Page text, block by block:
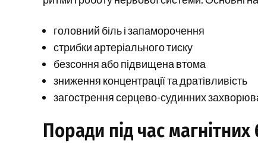
головний біль і запаморочення
стрибки артеріального тиску
безсоння або підвищена втома
зниження концентрації та дратівливість
загострення серцево-судинних
Поради під час магнітних